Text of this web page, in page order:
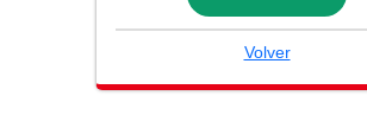
Volver